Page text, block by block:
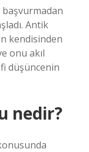
başvurmadan
Antik
kendisinden
onu akıl
düşüncenin
nedir?